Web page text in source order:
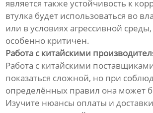
является также устойчивость к
втулка будет использоваться во
или в условиях агрессивной среды,
особенно критичен.
Работа с китайскими
Работа с китайскими
показаться сложной, но при
определённых правил она может
Изучите нюансы оплаты и